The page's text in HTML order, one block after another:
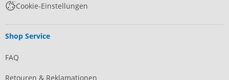
Cookie-Einstellungen
Shop Service
FAQ
Retouren & Reklamationen